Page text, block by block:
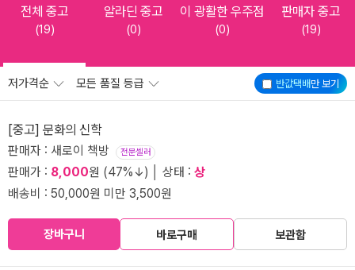
전체 중고
(19)
알라딘 중고
(0)
이 광활한 우주점
(0)
판매자 중고
(19)
반값택배만 보기
저가격순 모든 품질 등급
[중고] 문화의 신학
판매자 : 새로이 책방 전문셀러
판매가 : 8,000원 (47%↓) │ 상태 : 상
배송비 : 50,000원 미만 3,500원
장바구니 바로구매 보관함